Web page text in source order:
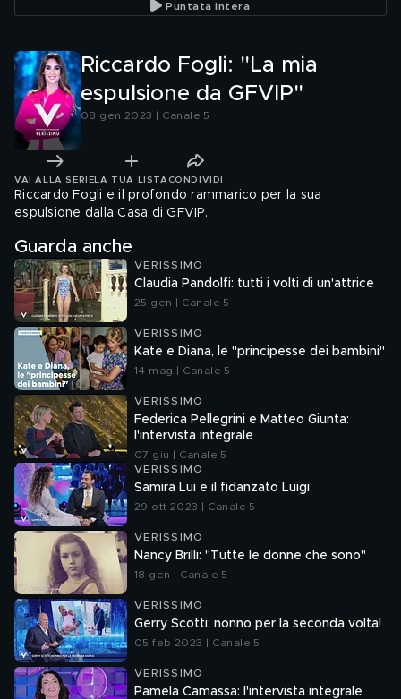
Puntata intera
Riccardo Fogli: "La mia
espulsione da GFVIP"
08 gen 2023 | Canale 5
VAI ALLA SERIE LA TUA LISTA CONDIVIDI
Riccardo Fogli e il profondo rammarico per la sua
espulsione dalla Casa di GFVIP.
Guarda anche
VERISSIMO
Claudia Pandolfi: tutti i volti di un'attrice
25 gen | Canale 5
VERISSIMO
Kate e Diana, le "principesse dei bambini"
14 mag | Canale 5
VERISSIMO
Federica Pellegrini e Matteo Giunta:
l'intervista integrale
07 giu | Canale 5
VERISSIMO
Samira Lui e il fidanzato Luigi
29 ott 2023 | Canale 5
VERISSIMO
Nancy Brilli: "Tutte le donne che sono"
18 gen | Canale 5
VERISSIMO
Gerry Scotti: nonno per la seconda volta!
05 feb 2023 | Canale 5
VERISSIMO
Pamela Camassa: l'intervista integrale